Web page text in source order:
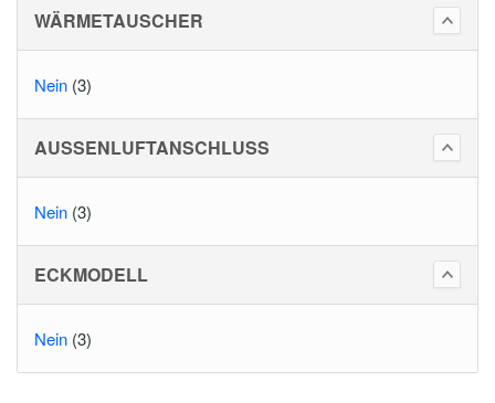
WÄRMETAUSCHER
Nein (3)
AUSSENLUFTANSCHLUSS
Nein (3)
ECKMODELL
Nein (3)